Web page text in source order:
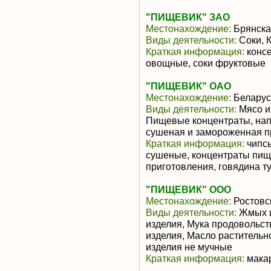
"ПИЩЕВИК" ЗАО
Местонахождение:
Виды деятельности: Соки,
Краткая информация:
овощные, соки фруктовые
"ПИЩЕВИК" ОАО
Местонахождение:
Виды деятельности: Мясо
Пищевые концентраты,
сушеная и замороженная
Краткая информация:
сушеные, концентраты
приготовления, говядина
"ПИЩЕВИК" ООО
Местонахождение:
Виды деятельности: Жмых
изделия, Мука
изделия, Масло
изделия не мучные
Краткая информация: